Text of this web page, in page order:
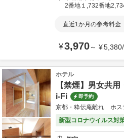
2番地１,732番地
直近1か月の参考料金
¥3,970～ ¥5,380/
ホテル
【禁煙】男女共
i-Fi
即予約
京都・粋伝庵離れ ホス
新型コロナウイルス対